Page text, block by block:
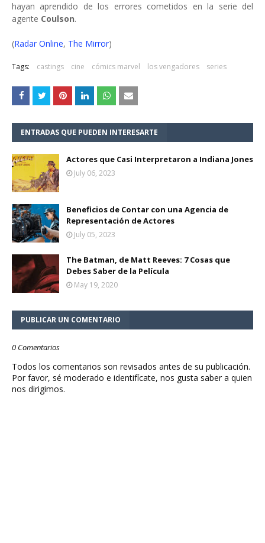
hayan aprendido de los errores cometidos en la serie del
agente Coulson.
(Radar Online, The Mirror)
Tags: castings cine cómics marvel los vengadores series
ENTRADAS QUE PUEDEN INTERESARTE
Actores que Casi Interpretaron a Indiana Jones
July 06, 2023
Beneficios de Contar con una Agencia de
Representación de Actores
July 05, 2023
The Batman, de Matt Reeves: 7 Cosas que
Debes Saber de la Película
May 19, 2020
PUBLICAR UN COMENTARIO
0 Comentarios
Todos los comentarios son revisados antes de su publicación.
Por favor, sé moderado e identifícate, nos gusta saber a quien
nos dirigimos.